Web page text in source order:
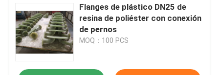
Flanges de plástico DN25 de
resina de poliéster con conexión
de pernos
MOQ：100 PCS